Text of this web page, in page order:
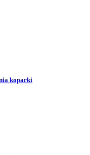
koparki